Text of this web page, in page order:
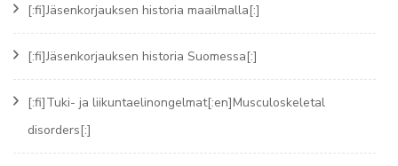
[:fi]Jäsenkorjauksen historia maailmalla[:]
[:fi]Jäsenkorjauksen historia Suomessa[:]
[:fi]Tuki- ja liikuntaelinongelmat[:en]Musculoskeletal
disorders[:]